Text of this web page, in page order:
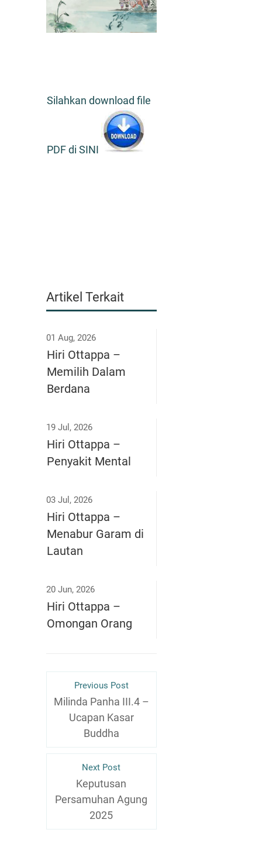
Silahkan download file
PDF di SINI
Artikel Terkait
01 Aug, 2026
Hiri Ottappa –
Memilih Dalam
Berdana
19 Jul, 2026
Hiri Ottappa –
Penyakit Mental
03 Jul, 2026
Hiri Ottappa –
Menabur Garam di
Lautan
20 Jun, 2026
Hiri Ottappa –
Omongan Orang
Previous Post
Milinda Panha III.4 –
Ucapan Kasar
Buddha
Next Post
Keputusan
Persamuhan Agung
2025